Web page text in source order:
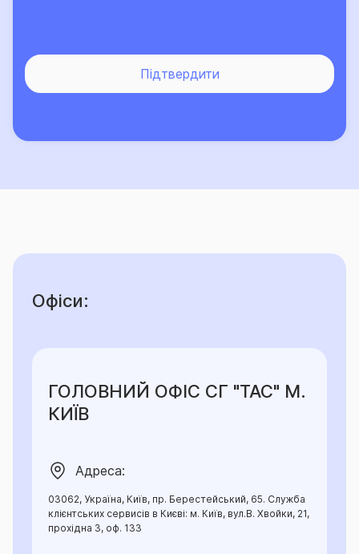
Підтвердити
Офіси:
ГОЛОВНИЙ ОФІС СГ "ТАС" М.
КИЇВ
Адреса:
03062, Україна, Київ, пр. Берестейський, 65. Служба
клієнтських сервисів в Києві: м. Київ, вул.В. Хвойки, 21,
прохідна 3, оф. 133